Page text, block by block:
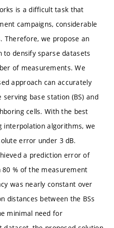
is a difficult task that
campaigns, considerable
Therefore, we propose an
to densify sparse datasets
of measurements. We
approach can accurately
base station (BS) and
cells. With the best
interpolation algorithms, we
error under 3 dB.
a prediction error of
% of the measurement
was nearly constant over
distances between the BSs
minimal need for